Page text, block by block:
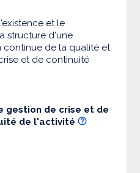
et le
structure d'une
continue de la qualité et
et de continuité
gestion de crise et de
de l'activité